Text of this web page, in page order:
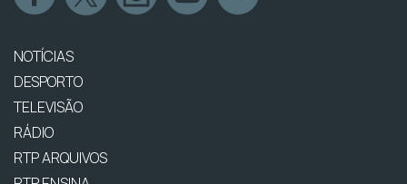
NOTÍCIAS
DESPORTO
TELEVISÃO
RÁDIO
RTP ARQUIVOS